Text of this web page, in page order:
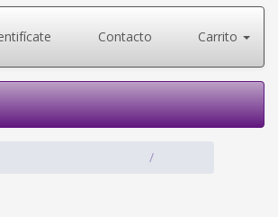
Contacto Carrito